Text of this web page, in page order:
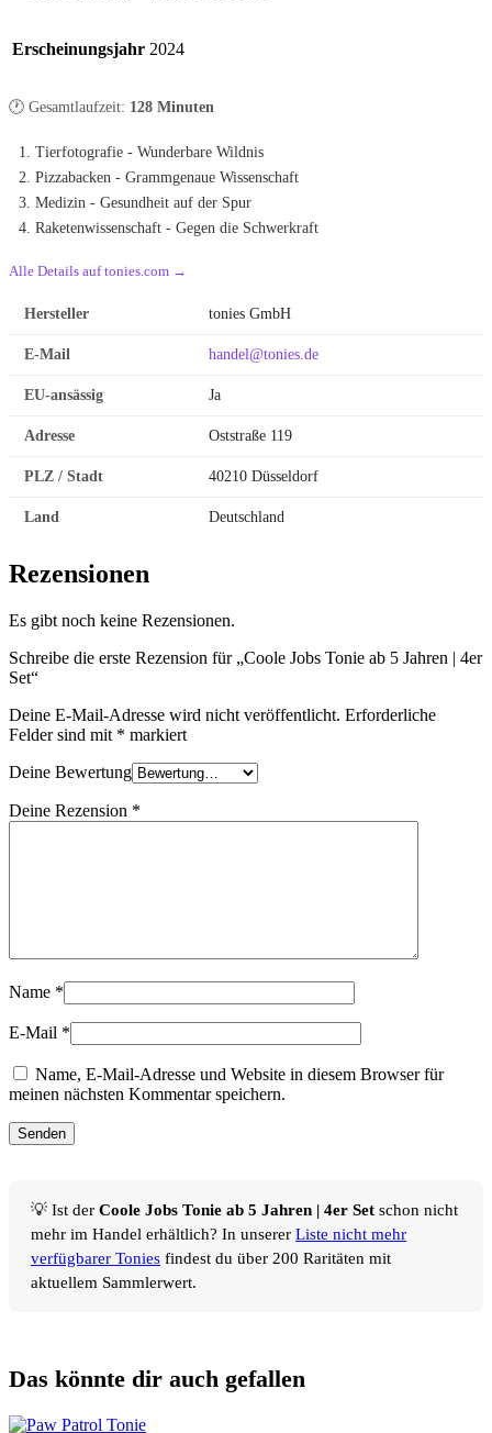
Erscheinungsjahr 2024
🕐 Gesamtlaufzeit: 128 Minuten
Tierfotografie - Wunderbare Wildnis
Pizzabacken - Grammgenaue Wissenschaft
Medizin - Gesundheit auf der Spur
Raketenwissenschaft - Gegen die Schwerkraft
Alle Details auf tonies.com →
Hersteller tonies GmbH
E-Mail handel@tonies.de
EU-ansässig Ja
Adresse Oststraße 119
PLZ / Stadt 40210 Düsseldorf
Land Deutschland
Rezensionen
Es gibt noch keine Rezensionen.
Schreibe die erste Rezension für „Coole Jobs Tonie ab 5 Jahren | 4er
Set“
Deine E-Mail-Adresse wird nicht veröffentlicht. Erforderliche
Felder sind mit * markiert
Deine Bewertung
Deine Rezension *
Name *
E-Mail *
Name, E-Mail-Adresse und Website in diesem Browser für
meinen nächsten Kommentar speichern.
💡 Ist der Coole Jobs Tonie ab 5 Jahren | 4er Set schon nicht
mehr im Handel erhältlich? In unserer Liste nicht mehr
verfügbarer Tonies findest du über 200 Raritäten mit
aktuellem Sammlerwert.
Das könnte dir auch gefallen